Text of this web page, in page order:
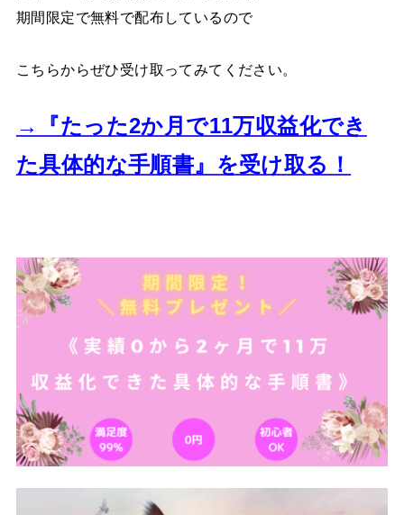
期間限定で無料で配布しているので
こちらからぜひ受け取ってみてください。
→『たった2か月で11万収益化でき
た具体的な手順書』を受け取る！